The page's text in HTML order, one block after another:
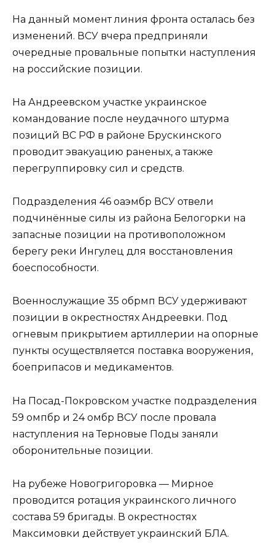
На данный момент линия фронта осталась без
изменений. ВСУ вчера предприняли
очередные провальные попытки наступления
на российские позиции.
На Андреевском участке украинское
командование после неудачного штурма
позиций ВС РФ в районе Брускинского
проводит эвакуацию раненых, а также
перегруппировку сил и средств.
Подразделения 46 оаэмбр ВСУ отвели
подчинённые силы из района Белогорки на
запасные позиции на противоположном
берегу реки Ингулец для восстановления
боеспособности.
Военнослужащие 35 обрмп ВСУ удерживают
позиции в окрестностях Андреевки. Под
огневым прикрытием артиллерии на опорные
пункты осуществляется поставка вооружения,
боеприпасов и медикаментов.
На Посад-Покровском участке подразделения
59 омпбр и 24 омбр ВСУ после провала
наступления на Терновые Поды заняли
оборонительные позиции.
На рубеже Новогригоровка — Мирное
проводится ротация украинского личного
состава 59 бригады. В окрестностях
Максимовки действует украинский БЛА.